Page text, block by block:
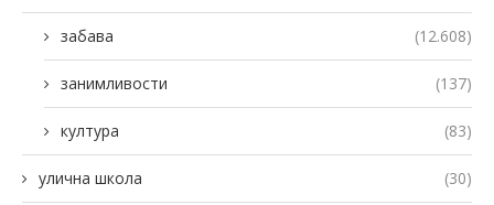
забава (12.608)
занимливости (137)
култура (83)
улична школа (30)